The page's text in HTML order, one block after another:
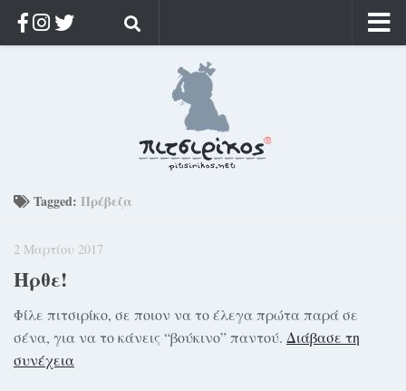
Ρίζα & Διάρκεια
Διαφήμιση
Γίνετε συνδρομητής
Μόνο για συνδρομητές
Log in
Tagged: Πρέβεζα
2 Μαρτίου 2017
Ήρθε!
Φίλε πιτσιρίκο, σε ποιον να το έλεγα πρώτα παρά σε
σένα, για να το κάνεις “βούκινο” παντού. Διάβασε τη
συνέχεια